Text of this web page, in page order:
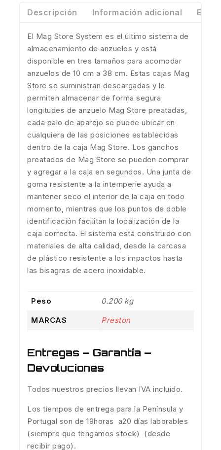
Descripción Información adicional
El Mag Store System es el último sistema de
almacenamiento de anzuelos y está
disponible en tres tamaños para acomodar
anzuelos de 10 cm a 38 cm. Estas cajas Mag
Store se suministran descargadas y le
permiten almacenar de forma segura
longitudes de anzuelo Mag Store preatadas,
cada palo de aparejo se puede ubicar en
cualquiera de las posiciones establecidas
dentro de la caja Mag Store. Los ganchos
preatados de Mag Store se pueden comprar
y agregar a la caja en segundos. Una junta de
goma resistente a la intemperie ayuda a
mantener seco el interior de la caja en todo
momento, mientras que los puntos de doble
identificación facilitan la localización de la
caja correcta. El sistema está construido con
materiales de alta calidad, desde la carcasa
de plástico resistente a los impactos hasta
las bisagras de acero inoxidable.
Peso 0.200 kg
MARCAS Preston
Entregas – Garantía –
Devoluciones
Todos nuestros precios llevan IVA incluido.
Los tiempos de entrega para la Península y
Portugal son de 19horas a20 días laborables
(siempre que tengamos stock) (desde
recibir pago).